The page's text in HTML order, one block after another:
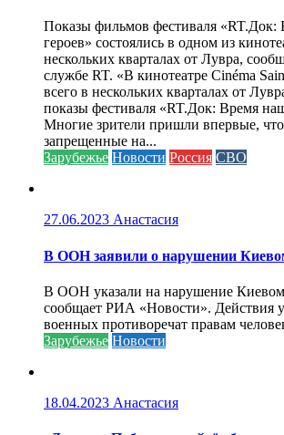
Показы фильмов фестиваля
героев» состоялись в одном из
нескольких кварталах от Лувра,
службе RT. «В кинотеатре Cinéma
всего в нескольких кварталах от
показы фестиваля «RT.Док: Время
Многие зрители пришли впервые,
запрещенные на...
Зарубежье Новости Россия СВО
27.06.2023 Анастасия
В ООН заявили о нарушении
В ООН указали на нарушение Киевом
сообщает РИА «Новости». Действия
военных противоречат правам
Зарубежье Новости
18.04.2023 Анастасия